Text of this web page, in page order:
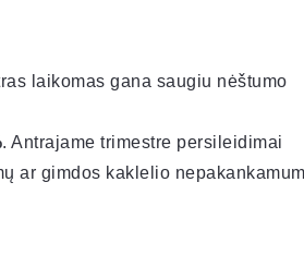
laikomas gana saugiu nėštumo
. Antrajame trimestre persileidimai
ar gimdos kaklelio